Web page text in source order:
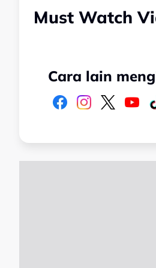
Must Watch
Cara lain